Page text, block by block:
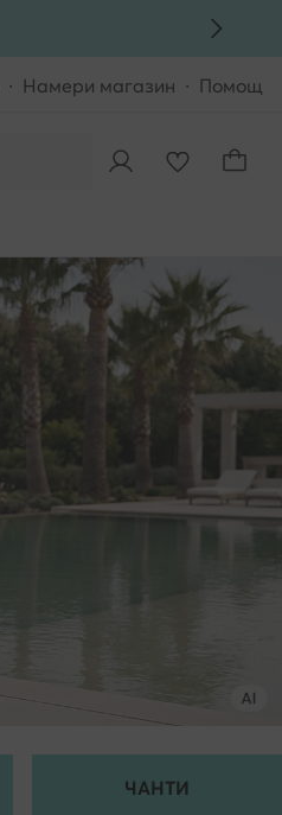
Намери магазин Помощ
ЧАНТИ